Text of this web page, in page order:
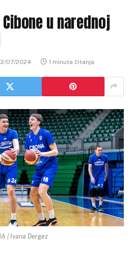
u narednoj
07/2024 1 minuta čitanja
| Ivana Dergez